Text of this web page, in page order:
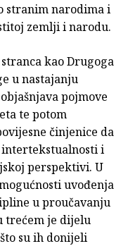
stranim narodima i
zemlji i narodu.
kao Drugoga
u nastajanju
pojmove
te potom
činjenice da
intertekstualnosti i
perspektivi. U
uvođenja
u proučavanju
trećem je dijelu
su ih donijeli